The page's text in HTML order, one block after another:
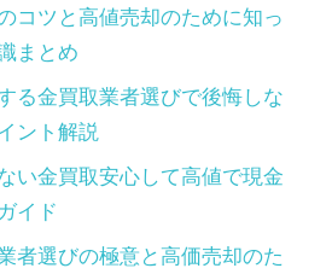
コツと高値売却のために知っ
まとめ
る金買取業者選びで後悔しな
ント解説
い金買取安心して高値で現金
イド
者選びの極意と高価売却のた